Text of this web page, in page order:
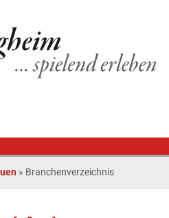
» Branchenverzeichnis